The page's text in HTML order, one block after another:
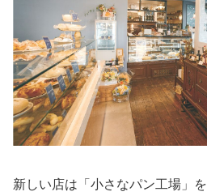
新しい店は「小さなパン工場」